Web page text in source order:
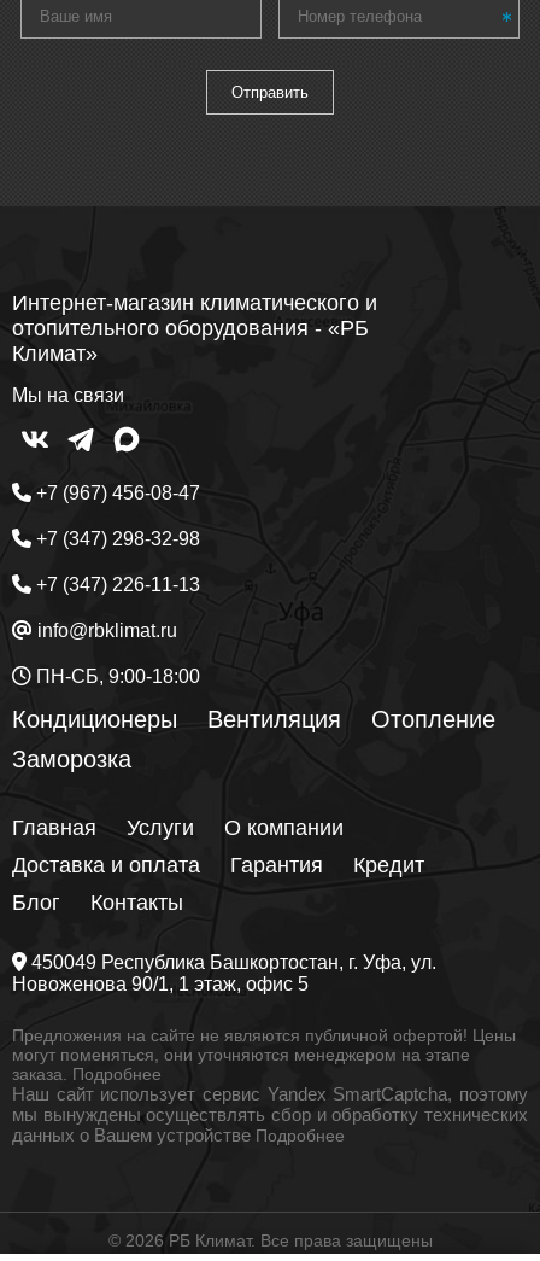
Интернет-магазин климатического и
отопительного оборудования - «РБ
Климат»
Мы на связи
+7 (967) 456-08-47
+7 (347) 298-32-98
+7 (347) 226-11-13
info@rbklimat.ru
ПН-СБ, 9:00-18:00
Кондиционеры Вентиляция
Отопление
Заморозка
Главная Услуги
О компании
Доставка и оплата
Гарантия
Кредит
Блог
Контакты
450049 Республика Башкортостан, г. Уфа, ул.
Новоженова 90/1, 1 этаж, офис 5
Предложения на сайте не являются публичной офертой! Цены
могут поменяться, они уточняются менеджером на этапе
заказа. Подробнее
Наш сайт использует сервис Yandex SmartCaptcha, поэтому
мы вынуждены осуществлять сбор и обработку технических
данных о Вашем устройстве Подробнее
© 2026 РБ Климат. Все права защищены